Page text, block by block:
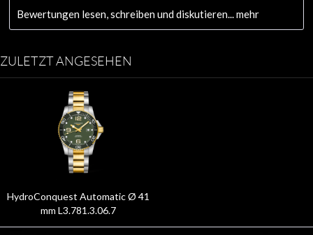
Bewertungen lesen, schreiben und diskutieren...
mehr
ZULETZT ANGESEHEN
HydroConquest Automatic Ø 41
mm L3.781.3.06.7